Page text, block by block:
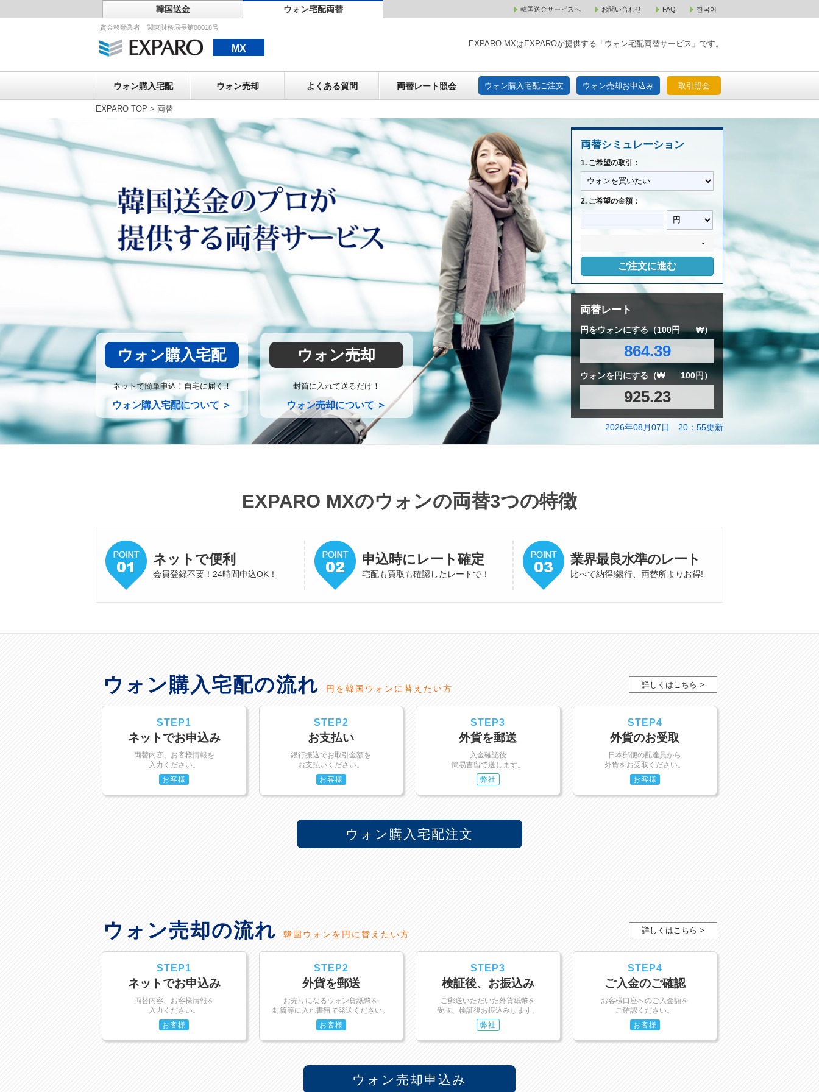
韓国送金 ウォン宅配両替 韓国送金サービスへ お問い合わせ FAQ 한국어
資金移動業者 関東財務局長第00018号
MX EXPARO MXはEXPAROが提供する「ウォン宅配両替サービス」です。
ウォン購入宅配 ウォン売却 よくある質問 両替レート照会 ウォン購入宅配ご注文 ウォン売却お申込み 取引照会
ウォン売却 ウォン購入宅配ご注文 ウォン売却お申込み 取引照会
EXPARO TOP > 両替
両替シミュレーション
1. ご希望の取引：
2. ご希望の金額：
-
ご注文に進む
両替レート
円をウォンにする（100円 ₩）
864.39
ウォンを円にする（₩ 100円）
925.23
2026年08月07日 20：55更新
ウォン購入宅配
ネットで簡単申込！自宅に届く！
ウォン購入宅配について ＞
ウォン売却
封筒に入れて送るだけ！
ウォン売却について ＞
EXPARO MXのウォンの両替3つの特徴
ネットで便利
会員登録不要！24時間申込OK！
申込時にレート確定
宅配も買取も確認したレートで！
業界最良水準のレート
比べて納得!銀行、両替所よりお得!
詳しくはこちら >
ウォン購入宅配の流れ 円を韓国ウォンに替えたい方
STEP1
ネットでお申込み
両替内容、お客様情報を
入力ください。
お客様
STEP2
お支払い
銀行振込でお取引金額を
お支払いください。
お客様
STEP3
外貨を郵送
入金確認後
簡易書留で送します。
弊社
STEP4
外貨のお受取
日本郵便の配達員から
外貨をお受取ください。
お客様
ウォン購入宅配注文
詳しくはこちら >
ウォン売却の流れ 韓国ウォンを円に替えたい方
STEP1
ネットでお申込み
両替内容、お客様情報を
入力ください。
お客様
STEP2
外貨を郵送
お売りになるウォン貨紙幣を
封筒等に入れ書留で発送ください。
お客様
STEP3
検証後、お振込み
ご郵送いただいた外貨紙幣を
受取、検証後お振込みします。
弊社
STEP4
ご入金のご確認
お客様口座へのご入金額を
ご確認ください。
お客様
ウォン売却申込み